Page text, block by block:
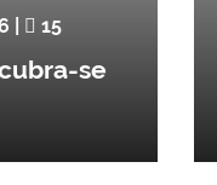
| 15
se